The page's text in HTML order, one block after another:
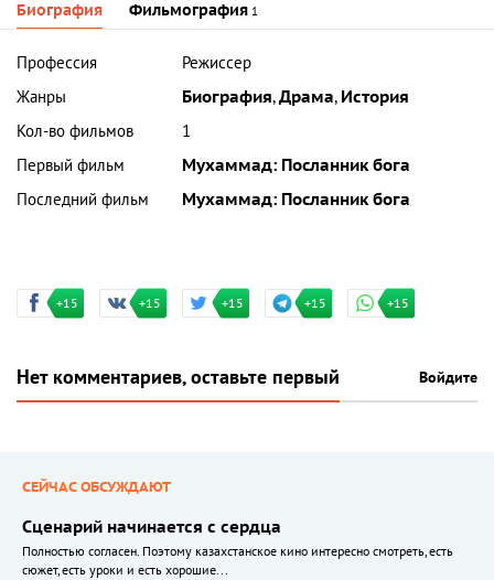
Биография Фильмография 1
Профессия
Режиссер
Жанры
Биография,Драма, История
Кол-во фильмов
1
Первый фильм
Мухаммад: Посланник бога
Последний фильм
Мухаммад: Посланник бога
+15 +15 +15 +15 +15
Нет комментариев, оставьте первый Войдите
СЕЙЧАС ОБСУЖДАЮТ
Сценарий начинается с сердца
Полностью согласен. Поэтому казахстанское кино интересно смотреть, есть
сюжет, есть уроки и есть хорошие...